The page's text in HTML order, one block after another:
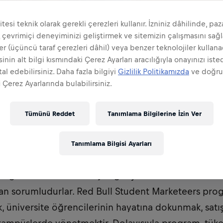
dünyanın en dinamik ve güçlü marka
olurlar. Red Bull'un hedef kitlesini göz önünde
marka imajını geliştirecek ve ürün
sorumludurlar. Red Bull Student Marketeers
öğrencilerinin hayatına dokunmak,
teknik olarak gerekli çerezleri kullanır. İzniniz dâhilinde,
çevrimiçi deneyiminizi geliştirmek ve sitemizin çalışmasını
(üçüncü taraf çerezleri dâhil) veya benzer teknolojiler
alt bilgi kısmındaki Çerez Ayarları aracılığıyla onayınızı
edebilirsiniz. Daha fazla bilgiyi Gizlilik Politikamızda ve
Çerez Ayarlarında bulabilirsiniz.
Tümünü Reddet Tanımlama Bilgilerine İzin Ver
Tanımlama Bilgisi Ayarları